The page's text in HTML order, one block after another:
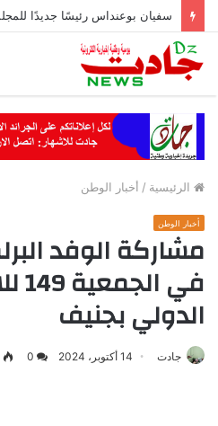
الرئيسية / أخبار الوطن
أخبار الوطن
مشاركة الوفد
الدولي بجنيف
جادت 14 أكتوبر، 2024 0